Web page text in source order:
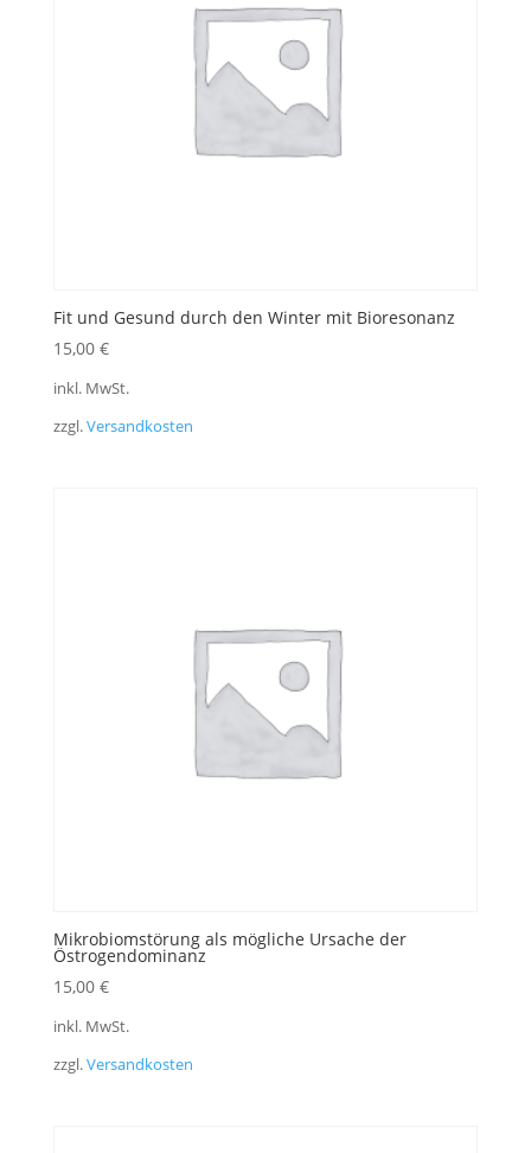
Fit und Gesund durch den Winter mit Bioresonanz
15,00 €
inkl. MwSt.
zzgl.Versandkosten
Mikrobiomstörung als mögliche Ursache der
Östrogendominanz
15,00 €
inkl. MwSt.
zzgl.Versandkosten